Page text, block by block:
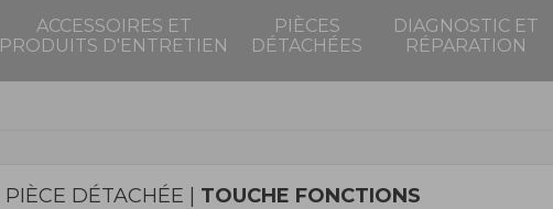
ACCESSOIRES ET
PRODUITS D'ENTRETIEN
PIÈCES
DÉTACHÉES
DIAGNOSTIC ET
RÉPARATION
PIÈCE DÉTACHÉE | TOUCHE FONCTIONS